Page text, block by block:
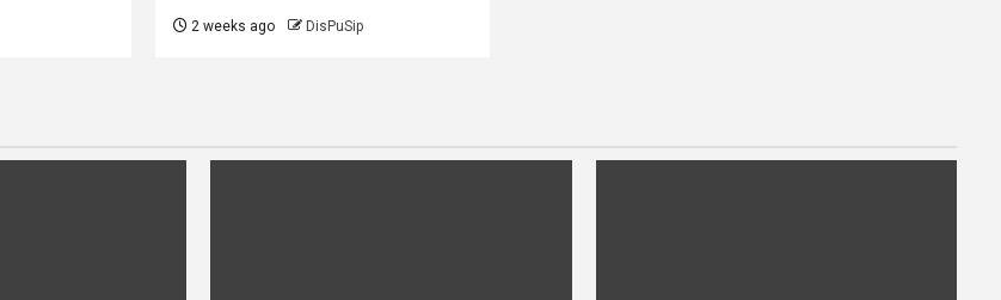
2 weeks ago DisPuSip